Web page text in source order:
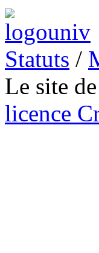
Statuts /
Le site de
licence